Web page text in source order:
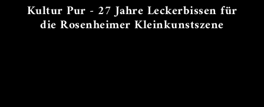
Kultur Pur - 27 Jahre Leckerbissen für
die Rosenheimer Kleinkunstszene